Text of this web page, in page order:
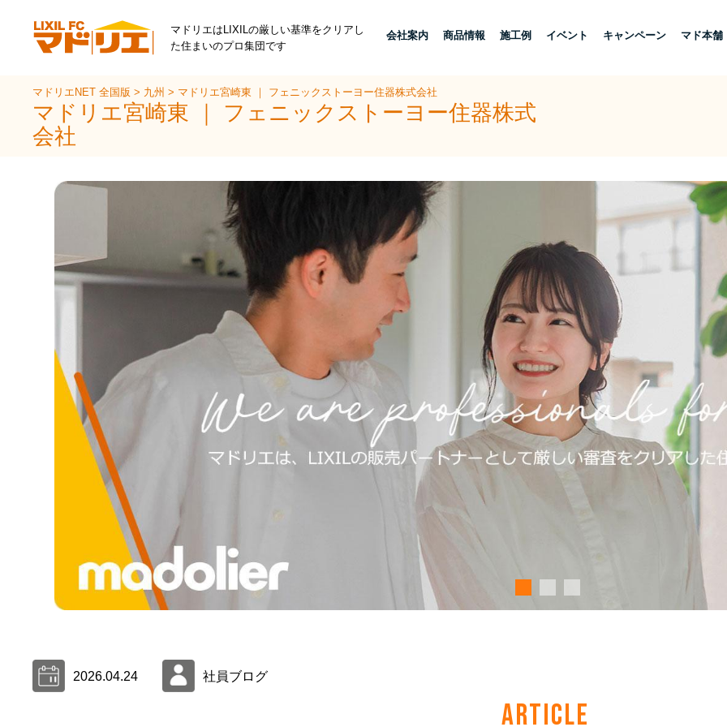
マドリエはLIXILの厳しい基準をクリアし
た住まいのプロ集団です
会社案内 商品情報 施工例 イベント キャンペーン マド本舗
マドリエNET 全国版> 九州> マドリエ宮崎東 ｜ フェニックストーヨー住器株式会社
マドリエ宮崎東 ｜ フェニックストーヨー住器株式
会社
2026.04.24 社員ブログ
ARTICLE